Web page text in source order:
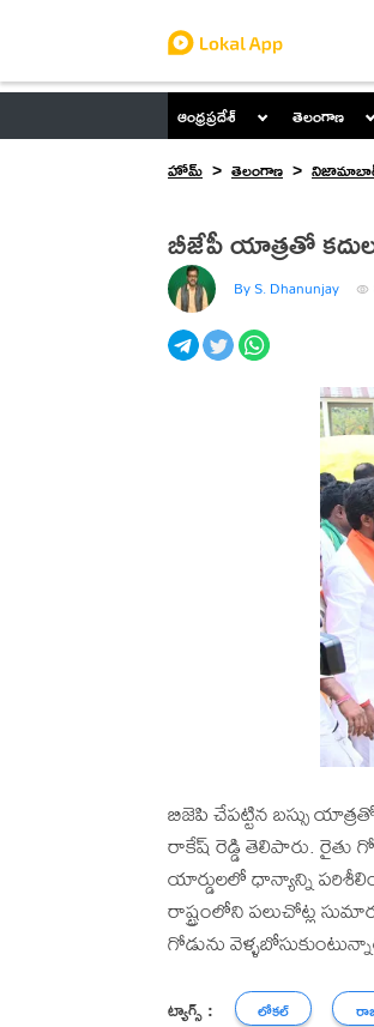
ఆంధ్రప్రదేశ్ తెలంగాణ
హోమ్
తెలంగాణ
బీజేపీ యాత్రతో
By S. Dhanunjay
బిజెపి చేపట్టిన బస్సు
రాకేష్ రెడ్డి తెలిపారు. రైతు
యార్డులలో ధాన్యాన్ని
రాష్ట్రంలోని పలుచోట్ల
గోడును
ట్యాగ్స్ : లోకల్